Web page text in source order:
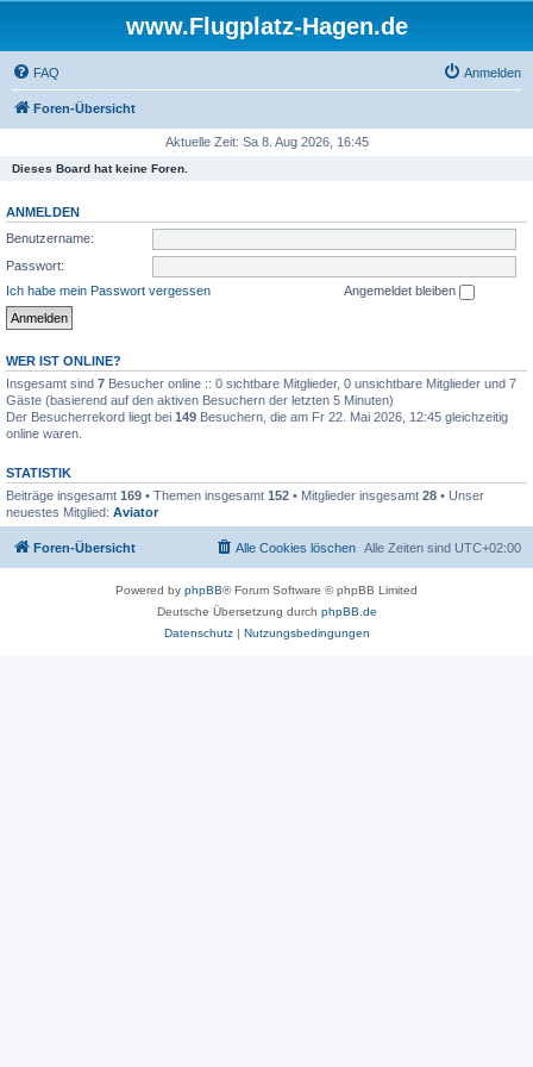
www.Flugplatz-Hagen.de
FAQ Anmelden
Foren-Übersicht
Aktuelle Zeit: Sa 8. Aug 2026, 16:45
Dieses Board hat keine Foren.
ANMELDEN
Benutzername:
Passwort:
Ich habe mein Passwort vergessen
Angemeldet bleiben
WER IST ONLINE?
Insgesamt sind 7 Besucher online :: 0 sichtbare Mitglieder, 0 unsichtbare Mitglieder und 7
Gäste (basierend auf den aktiven Besuchern der letzten 5 Minuten)
Der Besucherrekord liegt bei 149 Besuchern, die am Fr 22. Mai 2026, 12:45 gleichzeitig
online waren.
STATISTIK
Beiträge insgesamt 169 • Themen insgesamt 152 • Mitglieder insgesamt 28 • Unser
neuestes Mitglied: Aviator
Foren-Übersicht Alle Zeiten sind UTC+02:00
Alle Cookies löschen
Powered by phpBB® Forum Software © phpBB Limited
Deutsche Übersetzung durch phpBB.de
Datenschutz| Nutzungsbedingungen